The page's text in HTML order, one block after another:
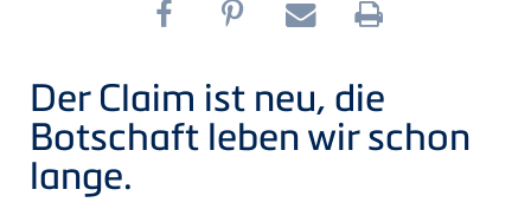
Der Claim ist neu, die
Botschaft leben wir schon
lange.